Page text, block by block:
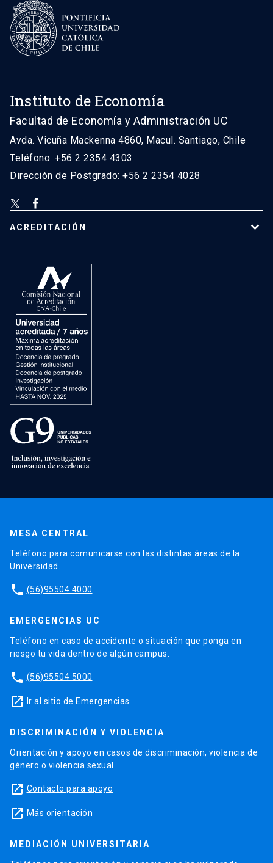
Instituto de Economía
Facultad de Economía y Administración UC
Avda. Vicuña Mackenna 4860, Macul. Santiago, Chile
Teléfono: +56 2 2354 4303
Dirección de Postgrado: +56 2 2354 4028
ACREDITACIÓN
MESA CENTRAL
Teléfono para comunicarse con las distintas áreas de la
Universidad.
phone (56)95504 4000
EMERGENCIAS UC
Teléfono en caso de accidente o situación que ponga en
riesgo tu vida dentro de algún campus.
phone (56)95504 5000
launch Ir al sitio de Emergencias
DISCRIMINACIÓN Y VIOLENCIA
Orientación y apoyo en casos de discriminación, violencia de
género o violencia sexual.
launch Contacto para apoyo
launch Más orientación
MEDIACIÓN UNIVERSITARIA